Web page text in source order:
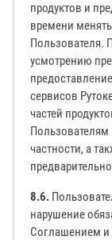
продуктов и
времени
Пользователя.
усмотрению
сервисов
частей
частности, а
8.6.
нарушение
Соглашением